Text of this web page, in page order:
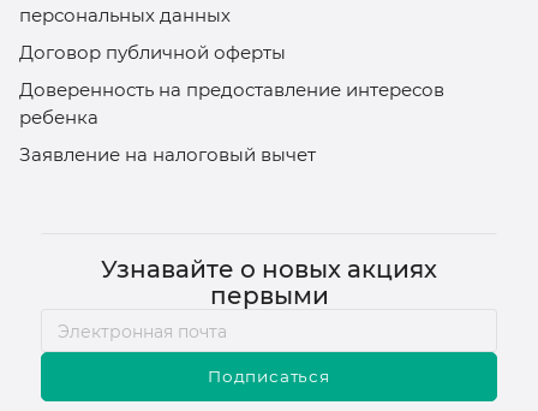
персональных данных
Договор публичной оферты
Доверенность на предоставление интересов
ребенка
Заявление на налоговый вычет
Узнавайте о новых акциях
первыми
Подписаться